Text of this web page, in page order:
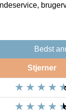
Bedst
Stjerner